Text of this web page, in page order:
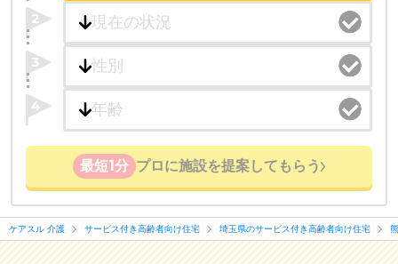
2
3
4
最短1分 プロに施設を提案してもらう
ケアスル 介護 サービス付き高齢者向け住宅 埼玉県のサービス付き高齢者向け住宅